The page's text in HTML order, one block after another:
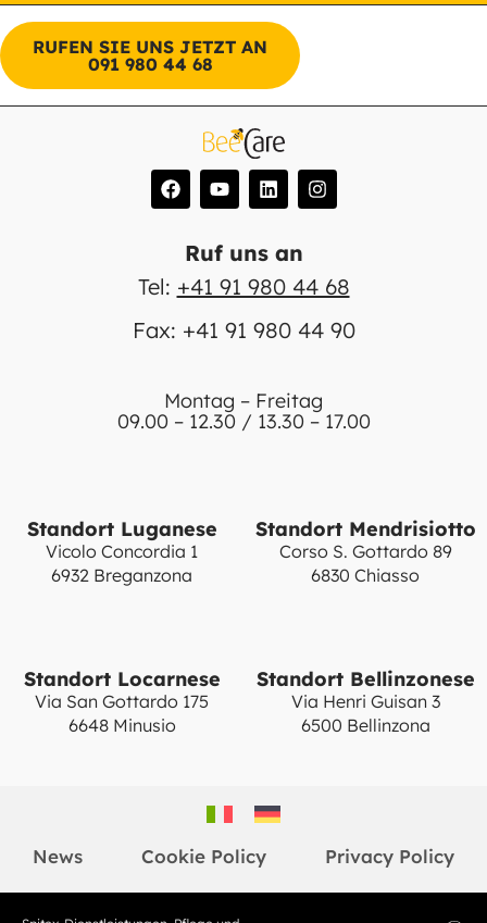
RUFEN SIE UNS JETZT AN
091 980 44 68
Ruf uns an
Tel: +41 91 980 44 68
Fax: +41 91 980 44 90
Montag – Freitag
09.00 – 12.30 / 13.30 – 17.00
Standort Luganese
Vicolo Concordia 1
6932 Breganzona
Standort Mendrisiotto
Corso S. Gottardo 89
6830 Chiasso
Standort Locarnese
Via San Gottardo 175
6648 Minusio
Standort Bellinzonese
Via Henri Guisan 3
6500 Bellinzona
News Cookie Policy Privacy Policy